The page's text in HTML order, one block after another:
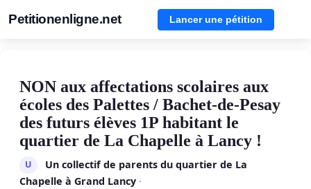
Petitionenligne.net Lancer une pétition
NON aux affectations scolaires aux
écoles des Palettes / Bachet-de-Pesay
des futurs élèves 1P habitant le
quartier de La Chapelle à Lancy !
U
Un collectif de parents du quartier de La
Chapelle à Grand Lancy ·